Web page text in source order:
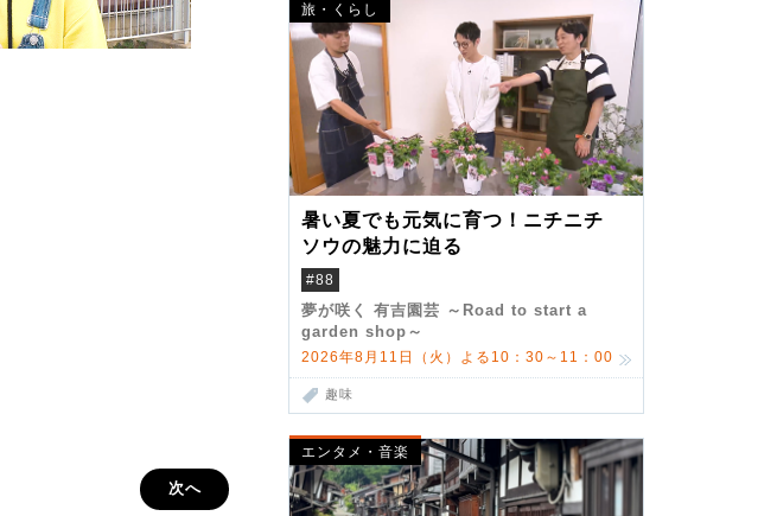
旅・くらし
暑い夏でも元気に育つ！ニチニチ
ソウの魅力に迫る
#88
夢が咲く 有吉園芸 ～Road to start a
garden shop～
2026年8月11日（火）よる10：30～11：00
趣味
エンタメ・音楽
次へ